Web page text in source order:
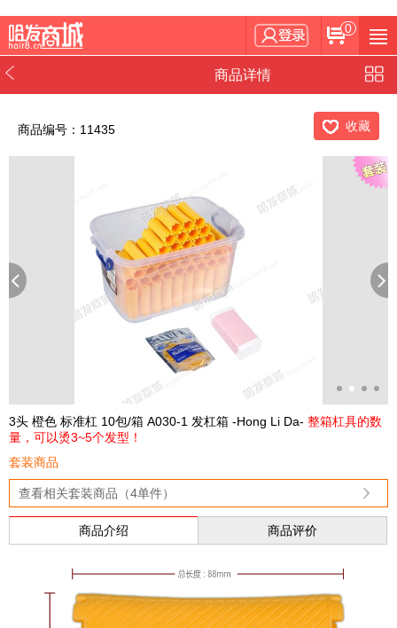
0
商品详情
商品编号：11435 收藏
3头 橙色 标准杠 10包/箱 A030-1 发杠箱 -Hong Li Da- 整箱杠具的数
量，可以烫3~5个发型！
套装商品
查看相关套装商品（4单件）
商品介绍 商品评价